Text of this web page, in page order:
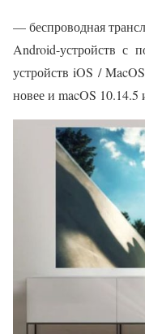
— беспроводная
Android-устройств с
устройств iOS /
новее и macOS 10.14.5